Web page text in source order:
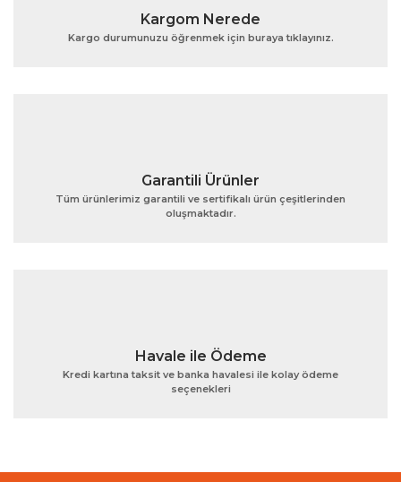
Ürün açıklamasında eksik bilgiler bulunuyor.
Gönder
Kargom Nerede
Kargo durumunuzu öğrenmek için buraya tıklayınız.
Garantili Ürünler
Tüm ürünlerimiz garantili ve sertifikalı ürün çeşitlerinden
oluşmaktadır.
Havale ile Ödeme
Kredi kartına taksit ve banka havalesi ile kolay ödeme
seçenekleri